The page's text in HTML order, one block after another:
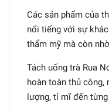
Các sản phẩm của
nổi tiếng với sự
thẩm mỹ mà còn
Tách uống trà Rua
hoàn toàn thủ công,
lượng, tỉ mĩ đến